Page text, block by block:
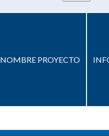
NOMBRE PROYECTO